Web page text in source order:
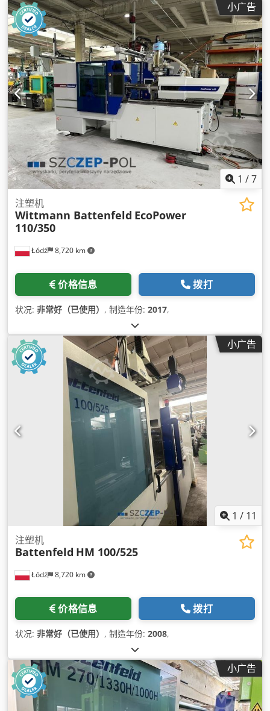
小广告
1 /7
Łódź 8,720 km
注塑机
Wittmann Battenfeld EcoPower
110/350
价格信息 拨打
状况: 非常好（已使用） , 制造年份: 2017,
小广告
1 / 11
Łódź 8,720 km
注塑机
Battenfeld HM 100/525
价格信息 拨打
状况: 非常好（已使用） , 制造年份: 2008,
小广告